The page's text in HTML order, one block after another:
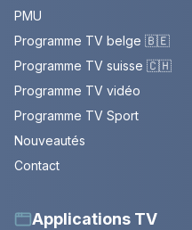
PMU
Programme TV belge 🇧🇪
Programme TV suisse 🇨🇭
Programme TV vidéo
Programme TV Sport
Nouveautés
Contact
Applications TV